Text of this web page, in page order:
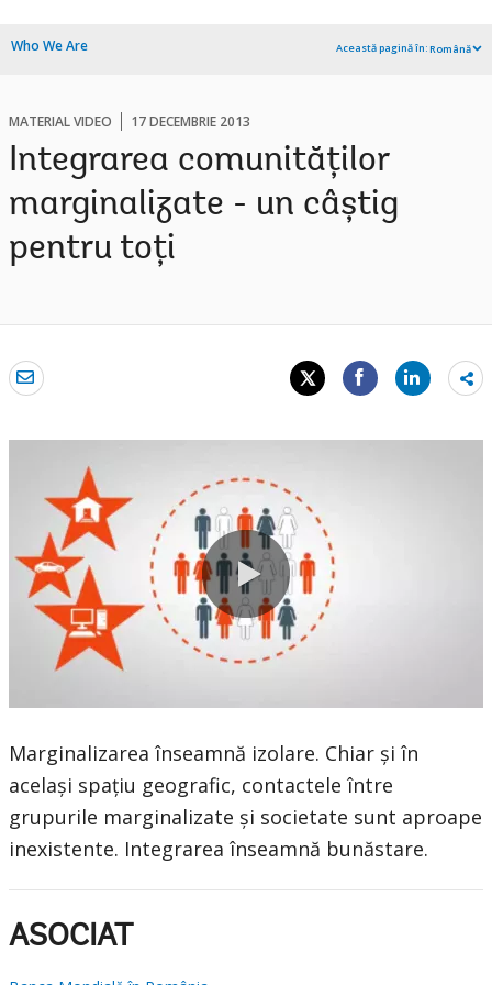
Who We Are Această pagină în:Română
MATERIAL VIDEO 17 DECEMBRIE 2013
Integrarea comunităților
marginalizate - un câștig
pentru toți
Marginalizarea înseamnă izolare. Chiar și în
același spațiu geografic, contactele între
grupurile marginalizate și societate sunt aproape
inexistente. Integrarea înseamnă bunăstare.
ASOCIAT